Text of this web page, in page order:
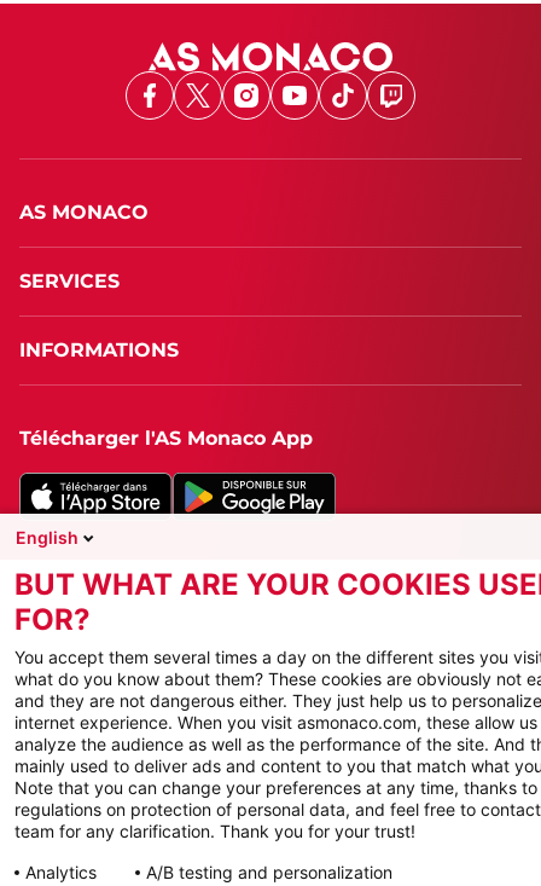
Facebook
X Instagram
Youtube
TikTokTwitch
AS MONACO
SERVICES
INFORMATIONS
Télécharger l'AS Monaco App
English
BUT WHAT ARE YOUR COOKIES
FOR?
You accept them several times a day on the different sites you
what do you know about them? These cookies are obviously not
and they are not dangerous either. They just help us to
internet experience. When you visit asmonaco.com, these allow
analyze the audience as well as the performance of the site. And
mainly used to deliver ads and content to you that match what
Note that you can change your preferences at any time, thanks
regulations on protection of personal data, and feel free to
team for any clarification. Thank you for your trust!
Analytics
A/B testing and personalization